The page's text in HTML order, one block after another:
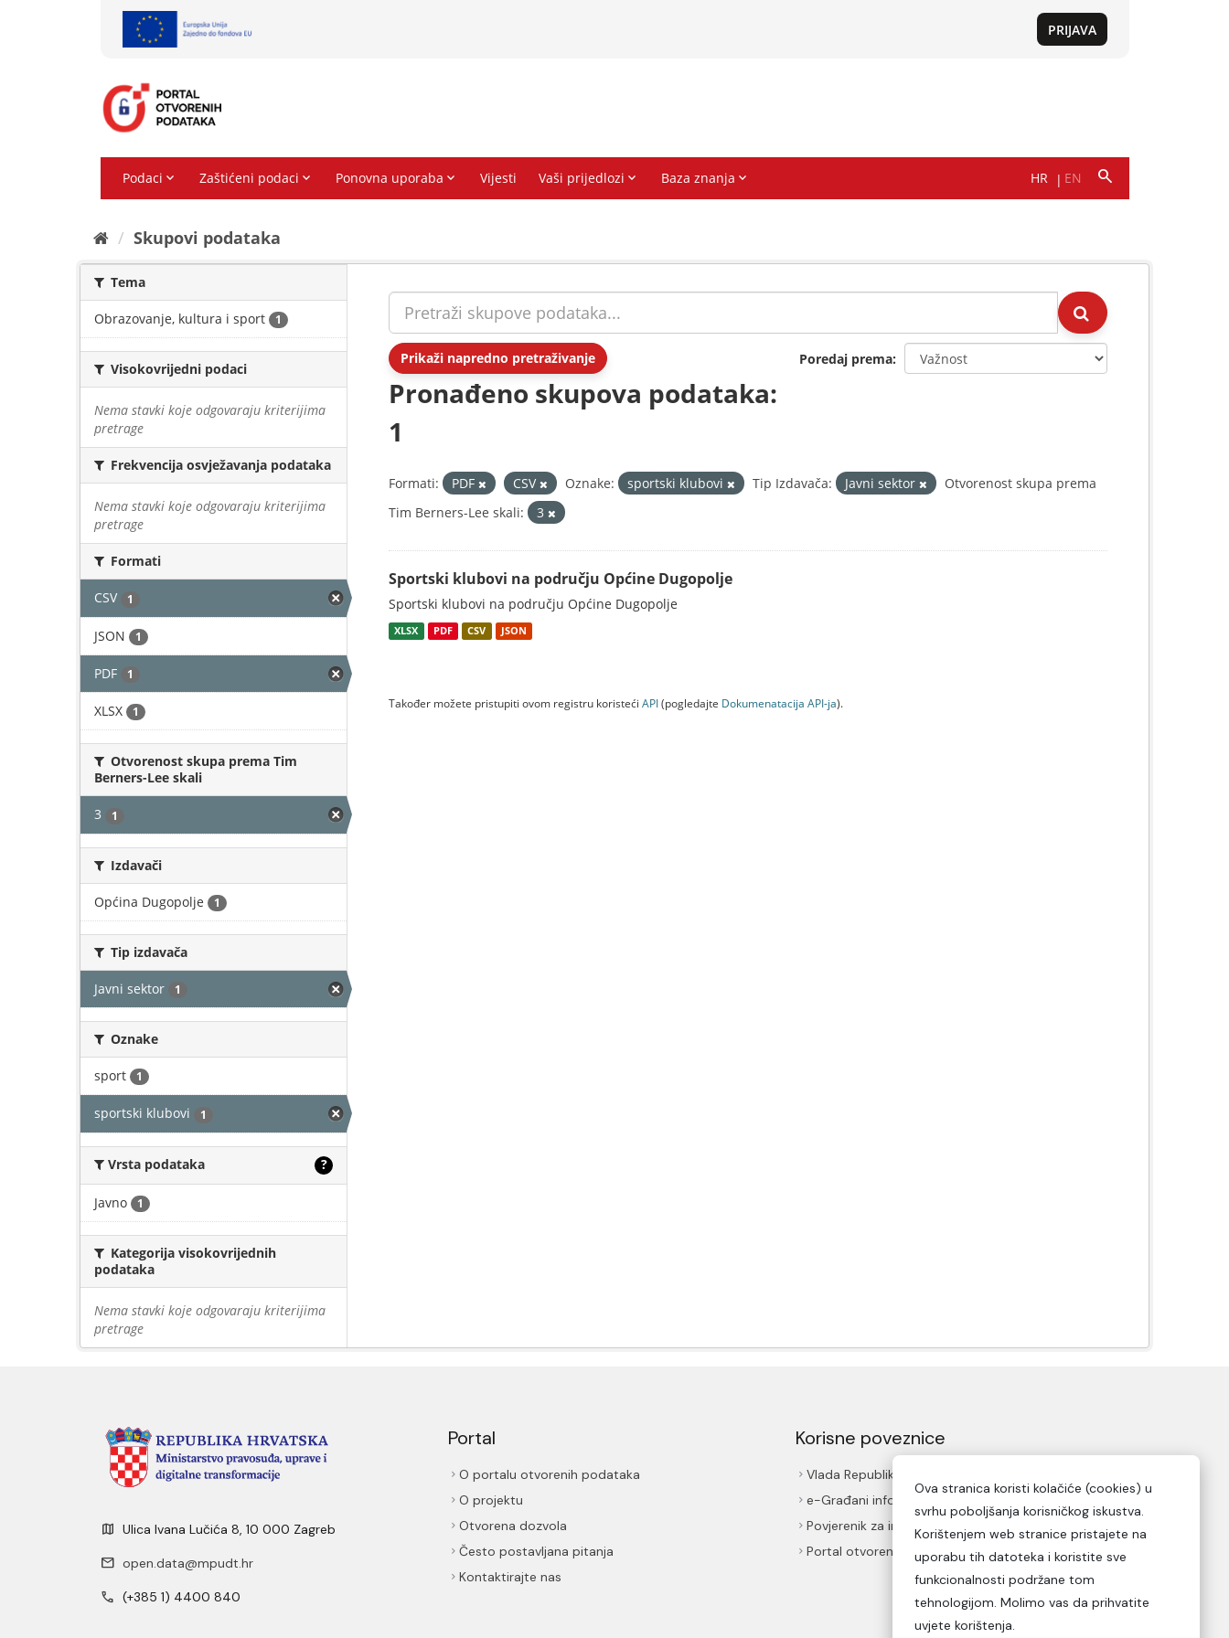
Skupovi podаtаkа
Tema
Obrazovanje, kultura i sport 1
Visokovrijedni podaci
Nema stavki koje odgovaraju kriterijima
pretrage
Frekvencija osvježavanja podataka
Nema stavki koje odgovaraju kriterijima
pretrage
Formati
CSV 1
JSON 1
PDF 1
XLSX 1
Otvorenost skupa prema Tim
Berners-Lee skali
3 1
Izdavači
Općina Dugopolje 1
Tip izdavača
Javni sektor 1
Oznake
sport 1
sportski klubovi 1
Vrsta podataka ?
Javno 1
Kategorija visokovrijednih
podataka
Nema stavki koje odgovaraju kriterijima
pretrage
Prikaži napredno pretraživanje Poredaj prema
Pronađeno skupova podataka:
1
Formati: PDF CSV Oznake: sportski klubovi Tip Izdavača: Javni sektor
Otvorenost skupa prema
Tim Berners-Lee skali:
3
Sportski klubovi na području Općine Dugopolje
Sportski klubovi na području Općine Dugopolje
XLSX PDF CSV JSON
Također možete pristupiti ovom registru koristeći API(pogledajte Dokumenаtаcijа API-jа).